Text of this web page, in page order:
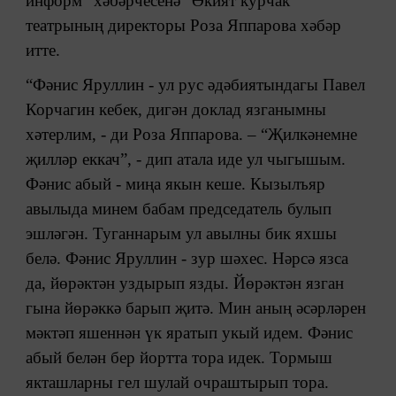
театрының директоры Роза Яппарова хәбәр
итте.
“Фәнис Яруллин - ул рус әдәбиятындагы Павел
Корчагин кебек, дигән доклад язганымны
хәтерлим, - ди Роза Яппарова. – “Җилкәнемне
җилләр еккач”, - дип атала иде ул чыгышым.
Фәнис абый - миңа якын кеше. Кызылъяр
авылыда минем бабам председатель булып
эшләгән. Туганнарым ул авылны бик яхшы
белә. Фәнис Яруллин - зур шәхес. Нәрсә язса
да, йөрәктән уздырып язды. Йөрәктән язган
гына йөрәккә барып җитә. Мин аның әсәрләрен
мәктәп яшеннән үк яратып укый идем. Фәнис
абый белән бер йортта тора идек. Тормыш
якташларны гел шулай очраштырып тора.